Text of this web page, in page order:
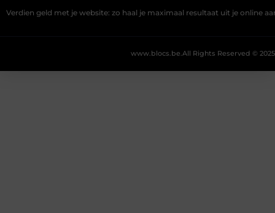
Verdien geld met je website: zo haal je maximaal resultaat uit je online
All Rights Reserved © 2025
www.blocs.be.